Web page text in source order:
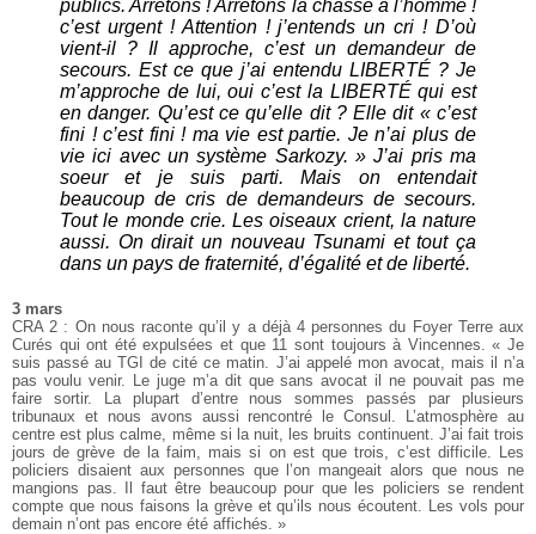
publics. Arrêtons ! Arrêtons la chasse à l’homme !
c’est urgent ! Attention ! j’entends un cri ! D’où
vient-il ? Il approche, c’est un demandeur de
secours. Est ce que j’ai entendu LIBERTÉ ? Je
m’approche de lui, oui c’est la LIBERTÉ qui est
en danger. Qu’est ce qu’elle dit ? Elle dit « c’est
fini ! c’est fini ! ma vie est partie. Je n’ai plus de
vie ici avec un système Sarkozy. » J’ai pris ma
soeur et je suis parti. Mais on entendait
beaucoup de cris de demandeurs de secours.
Tout le monde crie. Les oiseaux crient, la nature
aussi. On dirait un nouveau Tsunami et tout ça
dans un pays de fraternité, d’égalité et de liberté.
3 mars
CRA 2 : On nous raconte qu’il y a déjà 4 personnes du Foyer Terre aux
Curés qui ont été expulsées et que 11 sont toujours à Vincennes. « Je
suis passé au TGI de cité ce matin. J’ai appelé mon avocat, mais il n’a
pas voulu venir. Le juge m’a dit que sans avocat il ne pouvait pas me
faire sortir. La plupart d’entre nous sommes passés par plusieurs
tribunaux et nous avons aussi rencontré le Consul. L’atmosphère au
centre est plus calme, même si la nuit, les bruits continuent. J’ai fait trois
jours de grève de la faim, mais si on est que trois, c’est difficile. Les
policiers disaient aux personnes que l’on mangeait alors que nous ne
mangions pas. Il faut être beaucoup pour que les policiers se rendent
compte que nous faisons la grève et qu’ils nous écoutent. Les vols pour
demain n’ont pas encore été affichés. »